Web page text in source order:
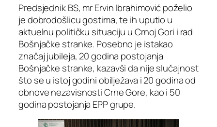
Predsjednik BS, mr Ervin Ibrahimović poželio
je dobrodošlicu gostima, te ih uputio u
aktuelnu političku situaciju u Crnoj Gori i rad
Bošnjačke stranke. Posebno je istakao
značaj jubileja, 20 godina postojanja
Bošnjačke stranke, kazavši da nije slučajnost
što se u istoj godini obilježava i 20 godina od
obnove nezavisnosti Crne Gore, kao i 50
godina postojanja EPP grupe.